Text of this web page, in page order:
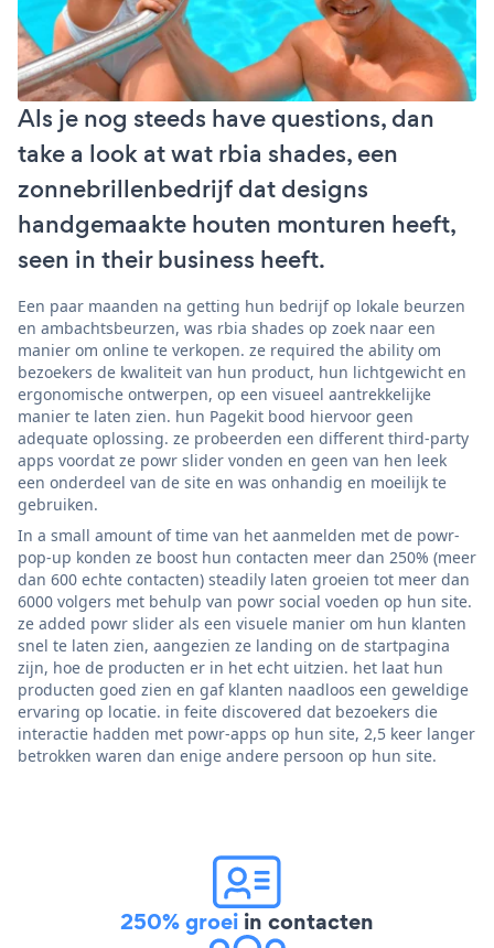
Als je nog steeds have questions, dan
take a look at wat rbia shades, een
zonnebrillenbedrijf dat designs
handgemaakte houten monturen heeft,
seen in their business heeft.
Een paar maanden na getting hun bedrijf op lokale beurzen
en ambachtsbeurzen, was rbia shades op zoek naar een
manier om online te verkopen. ze required the ability om
bezoekers de kwaliteit van hun product, hun lichtgewicht en
ergonomische ontwerpen, op een visueel aantrekkelijke
manier te laten zien. hun Pagekit bood hiervoor geen
adequate oplossing. ze probeerden een different third-party
apps voordat ze powr slider vonden en geen van hen leek
een onderdeel van de site en was onhandig en moeilijk te
gebruiken.
In a small amount of time van het aanmelden met de powr-
pop-up konden ze boost hun contacten meer dan 250% (meer
dan 600 echte contacten) steadily laten groeien tot meer dan
6000 volgers met behulp van powr social voeden op hun site.
ze added powr slider als een visuele manier om hun klanten
snel te laten zien, aangezien ze landing on de startpagina
zijn, hoe de producten er in het echt uitzien. het laat hun
producten goed zien en gaf klanten naadloos een geweldige
ervaring op locatie. in feite discovered dat bezoekers die
interactie hadden met powr-apps op hun site, 2,5 keer langer
betrokken waren dan enige andere persoon op hun site.
250% groei in contacten